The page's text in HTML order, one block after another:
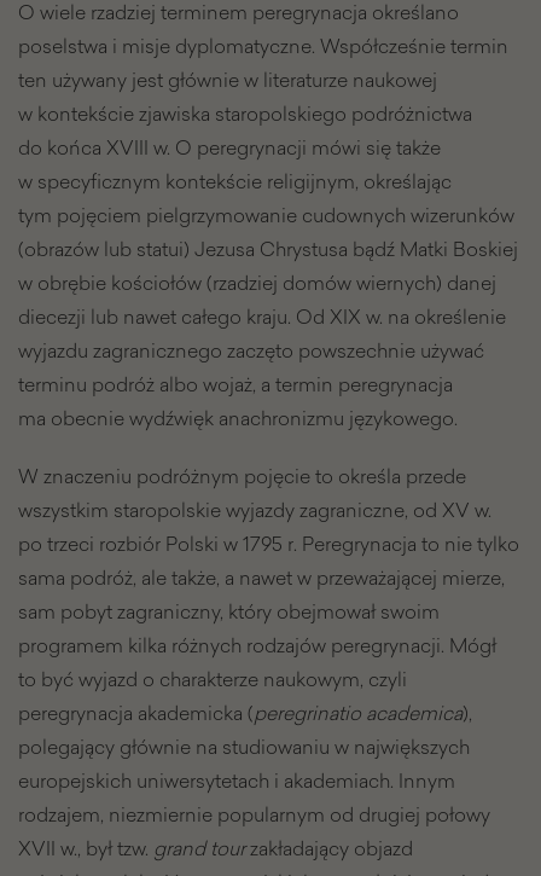
O wiele rzadziej terminem peregrynacja określano
poselstwa i misje dyplomatyczne. Współcześnie termin
ten używany jest głównie w literaturze naukowej
w kontekście zjawiska staropolskiego podróżnictwa
do końca XVIII w. O peregrynacji mówi się także
w specyficznym kontekście religijnym, określając
tym pojęciem pielgrzymowanie cudownych wizerunków
(obrazów lub statui) Jezusa Chrystusa bądź Matki Boskiej
w obrębie kościołów (rzadziej domów wiernych) danej
diecezji lub nawet całego kraju. Od XIX w. na określenie
wyjazdu zagranicznego zaczęto powszechnie używać
terminu podróż albo wojaż, a termin peregrynacja
ma obecnie wydźwięk anachronizmu językowego.
W znaczeniu podróżnym pojęcie to określa przede
wszystkim staropolskie wyjazdy zagraniczne, od XV w.
po trzeci rozbiór Polski w 1795 r. Peregrynacja to nie tylko
sama podróż, ale także, a nawet w przeważającej mierze,
sam pobyt zagraniczny, który obejmował swoim
programem kilka różnych rodzajów peregrynacji. Mógł
to być wyjazd o charakterze naukowym, czyli
peregrynacja akademicka (peregrinatio academica),
polegający głównie na studiowaniu w największych
europejskich uniwersytetach i akademiach. Innym
rodzajem, niezmiernie popularnym od drugiej połowy
XVII w., był tzw. grand tourzakładający objazd